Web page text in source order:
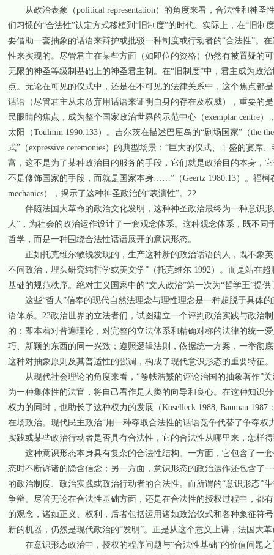
从政治表象（political representation）的角度来看，合法性和神圣
们习惯的“合法性”认定方式移植到“旧制度”的时代。实际上，在“旧
要借助一套抽象的话语来辩护或批驳一种制度或行动者的“合法性”。
性来实现的。尽管君主在某些方面（如即位的资格）仍然有被置疑的
无限的神圣等级制基础上的神圣君主制。在“旧制度”中，君主成为政
点。无论在可见的仪式中，还是在不可见的法律关系中，这个焦点都
话语（尽管君主从未放弃用话语来证明自身的存在及权威），重要的
民眼睛的焦点，成为整个国家政治世界的示范中心（exemplar centre
太阳（Toulmin 1990:133）。吉尔茨在描述巴厘岛的“剧场国家”（the
式”（expressive ceremonies）的典型场景：“巨大的仪式、丰盛的宴
富，这不是为了某种政治目的服务的手段，它们就是政治目的本身，
不是修饰国家的手段，而就是国家本身……”（Geertz 1980:13）。福
mechanics），揭示了这种神圣政治的“表演性”。22
伴随法国大革命的政治文化发明，这种神圣政治最终为一种意识形
人”，为社会的政治运作设计了一套观念体系。这种观念体系，既不
哲学，而是一种围绕合法性话语展开的意识形态。
正如托克维尔敏锐发现的，生产这种新的政治话语的人，既不象英
不问政治，埋头研究纯哲学或美文学”（托克维尔 1992）。而是站在
基础的规范秩序。绝对主义国家中的“文人政治”第一次为“哲学王”提
这些“哲人”信奉的现代自然法理念与理性理念是一种超脱于具体的
语体系。23政治世界的立法者们，试图建立一个评判政治实践与政治
的：即本着对普遍理论，对完整的立法体系和精确对称的法律的统一
巧、新颖的东西的同一兴致；遵照逻辑法则，依据统一方案，一举彻
这种对抽象原则及其普适性的强调，构成了现代意识形态的重要特征。
从现代社会理论的角度来看，“卷帙浩繁的评论治国的抽象著作”关
为一种集体性的法官，将自己看作是人类的向导和良心。在这种知识
权力的同时，也助长了这种权力的发展（Koselleck 1988, Bauman
在场政治。现代民主政治“用一种夺取合法性的话语竞争代替了争夺
实践或某些政治行动者是否具有合法性，它的合法性从哪里来，怎样
这种意识形态本身具有复杂的合法性结构。一方面，它包含了一套
态时不断诉诸的隐含信念；另一方面，意识形态的政治运作还包含了
的政治制度、政治实践或政治行动者的合法性。而所谓的“意识形态”
争辩。尽管无论在合法性基础方面，还是在合法性的授权过程中，都
的观念，诸如正义、权利，后者包括运用诸如政治仪式和各种象征符
新的机器，仍然是现代政治的“发明”。正是从这个意义上讲，法国大
在意识形态政治中，授权的程序问题与“合法性基础”的价值问题之